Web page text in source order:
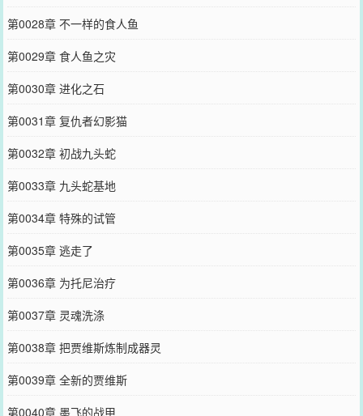
第0028章 不一样的食人鱼
第0029章 食人鱼之灾
第0030章 进化之石
第0031章 复仇者幻影猫
第0032章 初战九头蛇
第0033章 九头蛇基地
第0034章 特殊的试管
第0035章 逃走了
第0036章 为托尼治疗
第0037章 灵魂洗涤
第0038章 把贾维斯炼制成器灵
第0039章 全新的贾维斯
第0040章 墨飞的战甲